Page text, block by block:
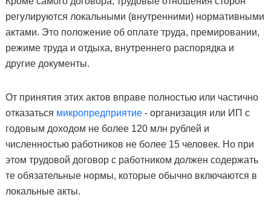
регулируются локальными (внутренними) нормативными
актами. Это положение об оплате труда, премировании,
режиме труда и отдыха, внутреннего распорядка и
другие документы.
От принятия этих актов вправе полностью или частично
отказаться микропредприятие- организация или ИП с
годовым доходом не более 120 млн рублей и
численностью работников не более 15 человек. Но при
этом трудовой договор с работником должен содержать
те обязательные нормы, которые обычно включаются в
локальные акты.